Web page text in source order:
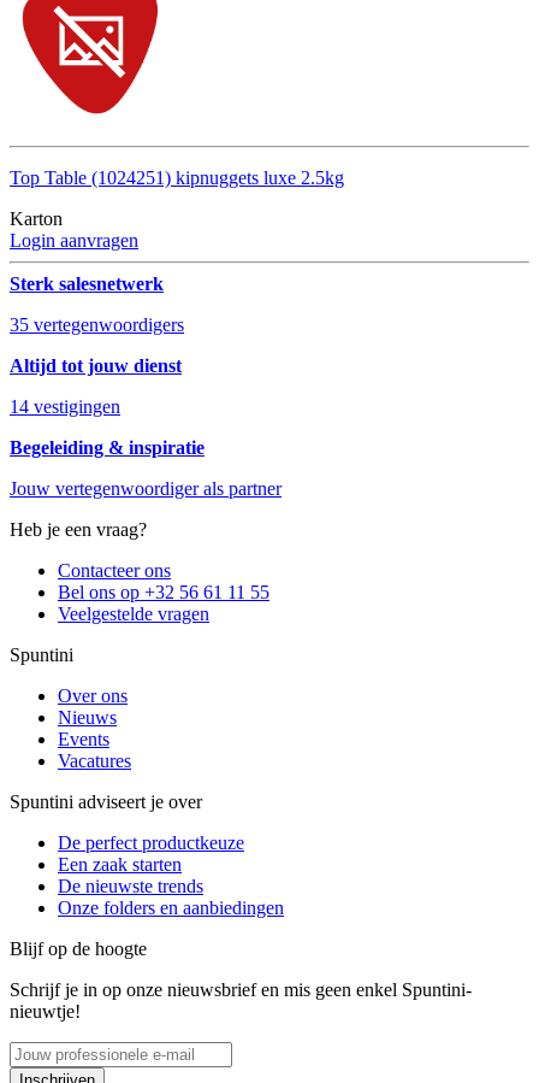
Top Table (1024251) kipnuggets luxe 2.5kg
Karton
Login aanvragen
Sterk salesnetwerk
35 vertegenwoordigers
Altijd tot jouw dienst
14 vestigingen
Begeleiding & inspiratie
Jouw vertegenwoordiger als partner
Heb je een vraag?
Contacteer ons
Bel ons op +32 56 61 11 55
Veelgestelde vragen
Spuntini
Over ons
Nieuws
Events
Vacatures
Spuntini adviseert je over
De perfect productkeuze
Een zaak starten
De nieuwste trends
Onze folders en aanbiedingen
Blijf op de hoogte
Schrijf je in op onze nieuwsbrief en mis geen enkel Spuntini-
nieuwtje!